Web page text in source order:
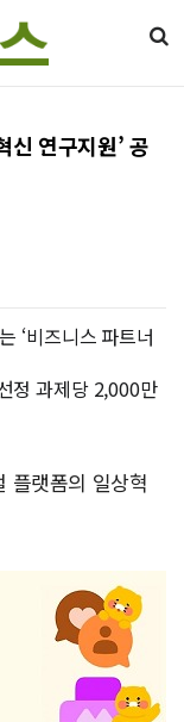
연구지원’ 공
‘비즈니스 파트너
정 과제당 2,000만
플랫폼의 일상혁